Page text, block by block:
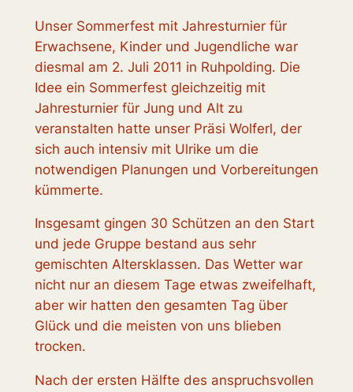
Unser Sommerfest mit Jahresturnier für
Erwachsene, Kinder und Jugendliche war
diesmal am 2. Juli 2011 in Ruhpolding. Die
Idee ein Sommerfest gleichzeitig mit
Jahresturnier für Jung und Alt zu
veranstalten hatte unser Präsi Wolferl, der
sich auch intensiv mit Ulrike um die
notwendigen Planungen und Vorbereitungen
kümmerte.
Insgesamt gingen 30 Schützen an den Start
und jede Gruppe bestand aus sehr
gemischten Altersklassen. Das Wetter war
nicht nur an diesem Tage etwas zweifelhaft,
aber wir hatten den gesamten Tag über
Glück und die meisten von uns blieben
trocken.
Nach der ersten Hälfte des anspruchsvollen